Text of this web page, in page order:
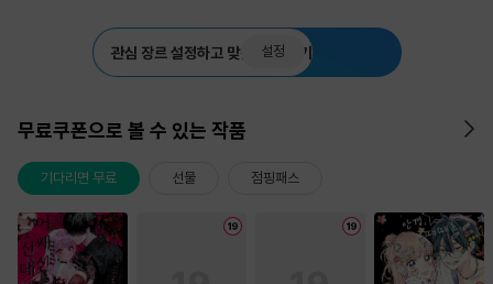
관심 장르 설정하고 맞춤 추천 받기
설정
무료쿠폰으로 볼 수 있는 작품
기다리면 무료 선물 점핑패스